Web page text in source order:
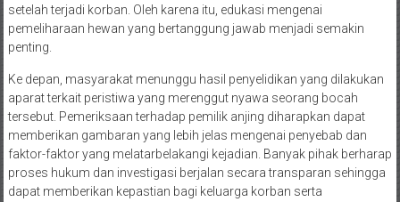
setelah terjadi korban. Oleh karena itu, edukasi mengenai
pemeliharaan hewan yang bertanggung jawab menjadi semakin
penting.
Ke depan, masyarakat menunggu hasil penyelidikan yang dilakukan
aparat terkait peristiwa yang merenggut nyawa seorang bocah
tersebut. Pemeriksaan terhadap pemilik anjing diharapkan dapat
memberikan gambaran yang lebih jelas mengenai penyebab dan
faktor-faktor yang melatarbelakangi kejadian. Banyak pihak berharap
proses hukum dan investigasi berjalan secara transparan sehingga
dapat memberikan kepastian bagi keluarga korban serta